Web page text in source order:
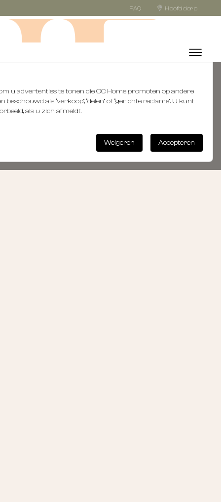
u advertenties te tonen die OC Home promoten op andere
als “verkoop”, “delen” of “gerichte reclame”. U kunt
als u zich afmeldt.
Weigeren Accepteren
FAQ Hoofddorp